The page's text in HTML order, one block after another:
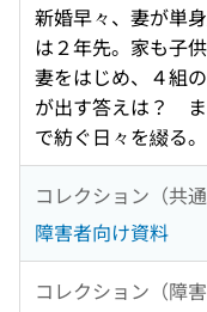
新婚早々、妻が単
は２年先。家も子
妻をはじめ、４組
が出す答えは？
で紡ぐ日々を綴る。
コレクション（共通
障害者向け資料
コレクション（障